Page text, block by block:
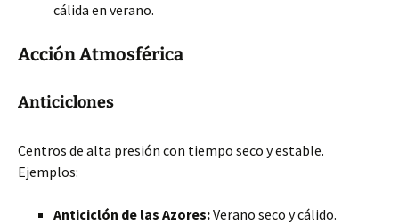
cálida en verano.
Acción Atmosférica
Anticiclones
Centros de alta presión con tiempo seco y estable.
Ejemplos:
Anticiclón de las Azores:Verano seco y cálido.